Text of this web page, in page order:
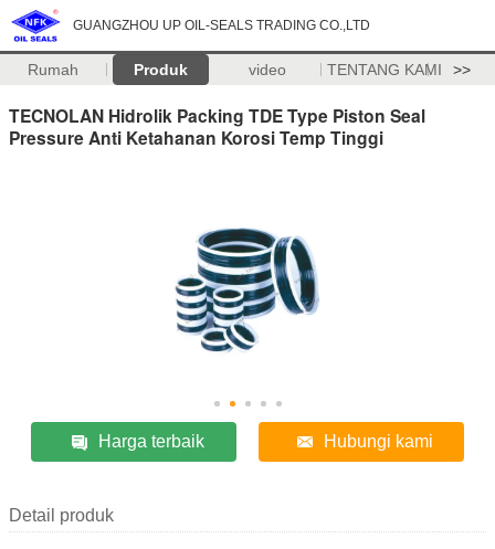
GUANGZHOU UP OIL-SEALS TRADING CO.,LTD
Rumah Produk video TENTANG KAMI >>
TECNOLAN Hidrolik Packing TDE Type Piston Seal
Pressure Anti Ketahanan Korosi Temp Tinggi
Harga terbaik Hubungi kami
Detail produk